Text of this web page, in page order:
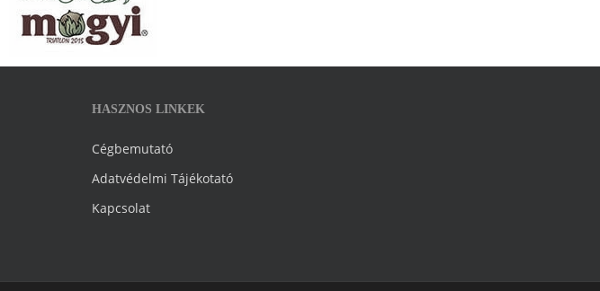
HASZNOS LINKEK
Cégbemutató
Adatvédelmi Tájékotató
Kapcsolat